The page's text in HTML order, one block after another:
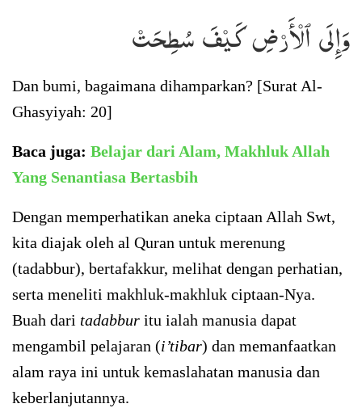
وَإِلَى ٱلۡأَرۡضِ كَيۡفَ سُطِحَتۡ
Dan bumi, bagaimana dihamparkan? [Surat Al-
Ghasyiyah: 20]
Baca juga: Belajar dari Alam, Makhluk Allah
Yang Senantiasa Bertasbih
Dengan memperhatikan aneka ciptaan Allah Swt,
kita diajak oleh al Quran untuk merenung
(tadabbur), bertafakkur, melihat dengan perhatian,
serta meneliti makhluk-makhluk ciptaan-Nya.
Buah dari tadabbur itu ialah manusia dapat
mengambil pelajaran (i’tibar) dan memanfaatkan
alam raya ini untuk kemaslahatan manusia dan
keberlanjutannya.